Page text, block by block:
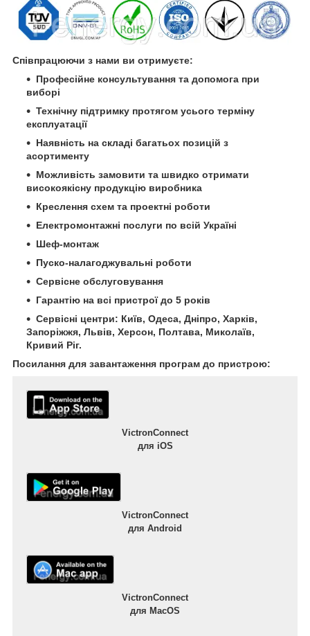
Співпрацюючи з нами ви отримуєте:
Професійне консультування та допомога при
виборі
Технічну підтримку протягом усього терміну
експлуатації
Наявність на складі багатьох позицій з
асортименту
Можливість замовити та швидко отримати
високоякісну продукцію виробника
Креслення схем та проектні роботи
Електромонтажні послуги по всій Україні
Шеф-монтаж
Пуско-налагоджувальні роботи
Сервісне обслуговування
Гарантію на всі пристрої до 5 років
Сервісні центри: Київ, Одеса, Дніпро, Харків,
Запоріжжя, Львів, Херсон, Полтава, Миколаїв,
Кривий Ріг.
Посилання для завантаження програм до пристрою:
VictronConnect
для iOS
VictronConnect
для Android
VictronConnect
для MacOS